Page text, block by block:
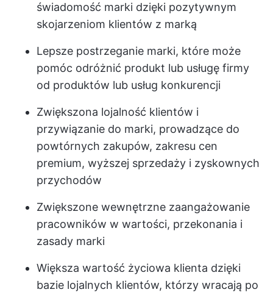
świadomość marki dzięki pozytywnym
skojarzeniom klientów z marką
Lepsze postrzeganie marki, które może
pomóc odróżnić produkt lub usługę firmy
od produktów lub usług konkurencji
Zwiększona lojalność klientów i
przywiązanie do marki, prowadzące do
powtórnych zakupów, zakresu cen
premium, wyższej sprzedaży i zyskownych
przychodów
Zwiększone wewnętrzne zaangażowanie
pracowników w wartości, przekonania i
zasady marki
Większa wartość życiowa klienta dzięki
bazie lojalnych klientów, którzy wracają po